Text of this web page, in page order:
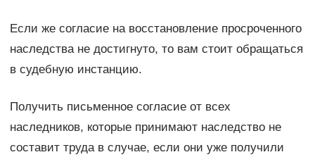
Если же согласие на восстановление просроченного
наследства не достигнуто, то вам стоит обращаться
в судебную инстанцию.
Получить письменное согласие от всех
наследников, которые принимают наследство не
составит труда в случае, если они уже получили